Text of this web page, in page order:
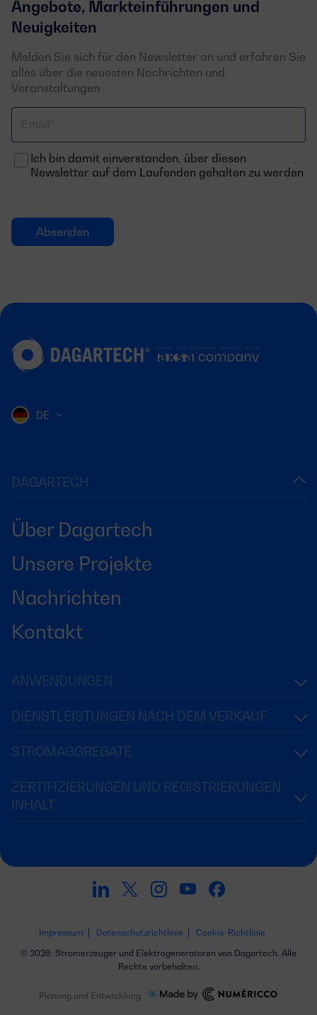
Angebote, Markteinführungen und
Neuigkeiten
Melden Sie sich für den Newsletter an und erfahren Sie
alles über die neuesten Nachrichten und
Veranstaltungen
Ich bin damit einverstanden, über diesen
Newsletter auf dem Laufenden gehalten zu werden
DAGARTECH
Über Dagartech
Unsere Projekte
Nachrichten
Kontakt
DE
ANWENDUNGEN
DIENSTLEISTUNGEN NACH DEM VERKAUF
STROMAGGREGATE
ZERTIFIZIERUNGEN UND REGISTRIERUNGEN
INHALT
Impressum Datenschutzrichtlinie
Cookie-Richtlinie
© 2026. Stromerzeuger und Elektrogeneratoren von Dagartech. Alle
Rechte vorbehalten.
Planung und Entwicklung